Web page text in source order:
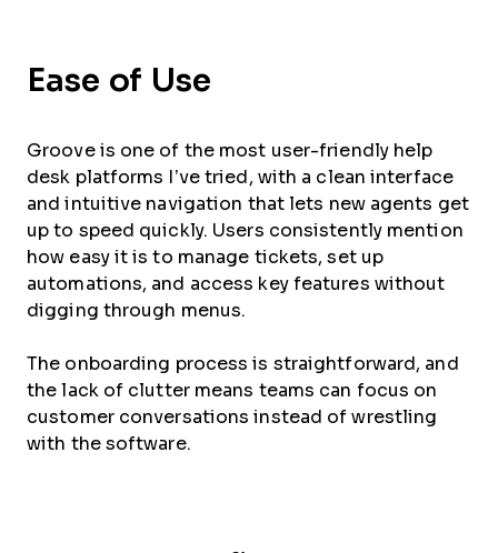
Ease of Use
Groove is one of the most user-friendly help
desk platforms I’ve tried, with a clean interface
and intuitive navigation that lets new agents get
up to speed quickly. Users consistently mention
how easy it is to manage tickets, set up
automations, and access key features without
digging through menus.
The onboarding process is straightforward, and
the lack of clutter means teams can focus on
customer conversations instead of wrestling
with the software.